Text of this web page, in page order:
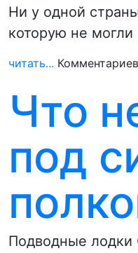
Ни у одной
которую не
читать...
Что
под
Подводные лодки